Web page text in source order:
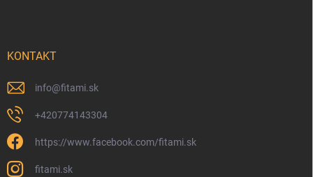
KONTAKT
info@fitami.sk
+420774143304
https://www.facebook.com/fitami.sk
fitami.sk